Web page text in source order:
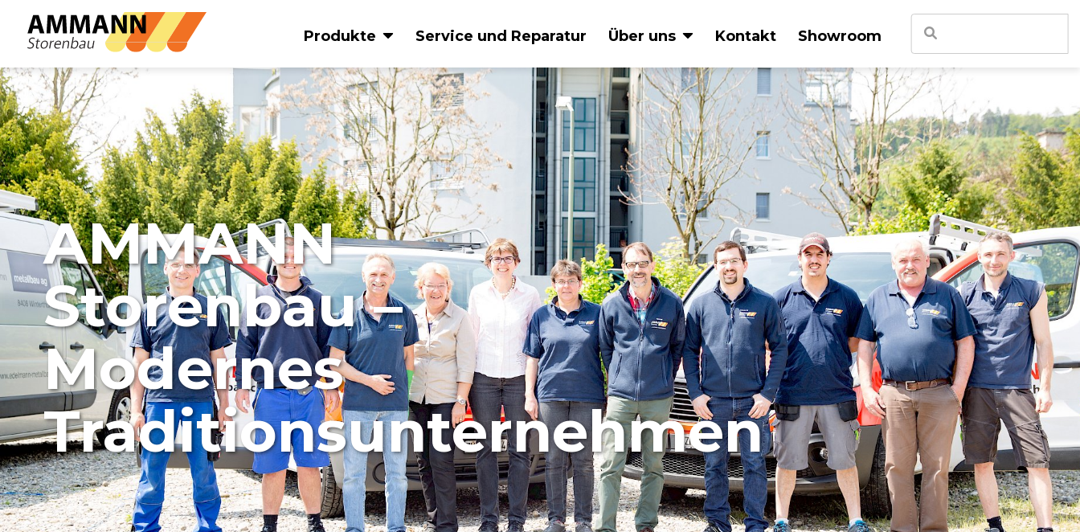
Produkte
STOBAG
Sonnenstoren
Sonnenstoren /
Markisen
Kassetten-Markisen
Freistehende
Markisen
Fassaden-Markisen
Glasdachsysteme
Glasdach NYON
Glasdach VETRO FINO
Lamellendach
BAVONA
Faltdach BAVONA
Terrassen
Lösungen
PERGOLINO
Plaza Viva
Q.bus
Sonnenschirme
SOMBRANO
PENDALEX
AMBIENTE nova
CASTELLO
PALAZZO
Wintergartenbeschattungen
ARNEX
TARGA
Alu-Fensterläden
Bewegliche Lamellen
E
Feste Lamellen A
Klapp- /Schiebeladen
Klappladen aus Holz
Service und Reparatur Über uns Kontakt Showroom
Suchen
nach:
AMMANN
Storenbau –
Modernes
Traditionsunternehmen